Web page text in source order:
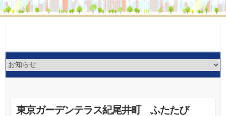
東京ガーデンテラス紀尾井町 ふたたび